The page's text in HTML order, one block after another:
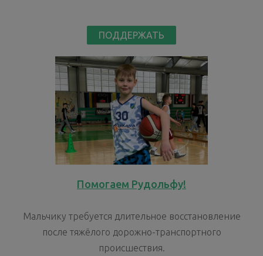
ПОДДЕРЖАТЬ
Помогаем Рудольфу!
Мальчику требуется длительное восстановление
после тяжёлого дорожно-транспортного
происшествия.